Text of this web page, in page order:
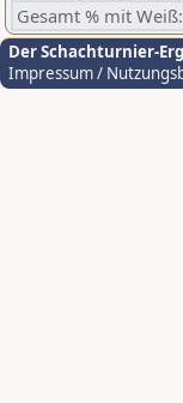
Gesamt % mit Weiß:
Der Schachturnier-
Impressum /